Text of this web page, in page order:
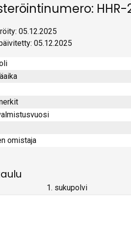
HHR-
05.12.2025
05.12.2025
omistaja
1. sukupolvi